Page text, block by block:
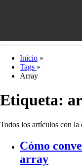
Inicio »
Tags »
Array
Etiqueta:
Todos los artículos con la
Cómo
array